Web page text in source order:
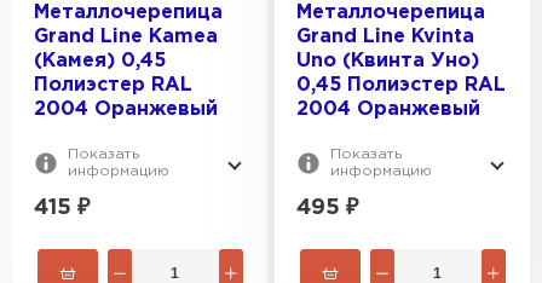
Металлочерепица
Grand Line Kamea
(Камея) 0,45
Полиэстер RAL
2004 Оранжевый
Показать
информацию
415 ₽
Металлочерепица
Grand Line Kvinta
Uno (Квинта Уно)
0,45 Полиэстер RAL
2004 Оранжевый
Показать
информацию
495 ₽